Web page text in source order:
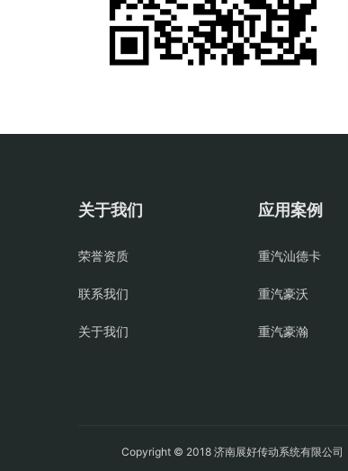
关于我们
荣誉资质
联系我们
关于我们
应用案例
重汽汕德卡
重汽豪沃
重汽豪瀚
Copyright © 2018 济南展好传动系统有限公司